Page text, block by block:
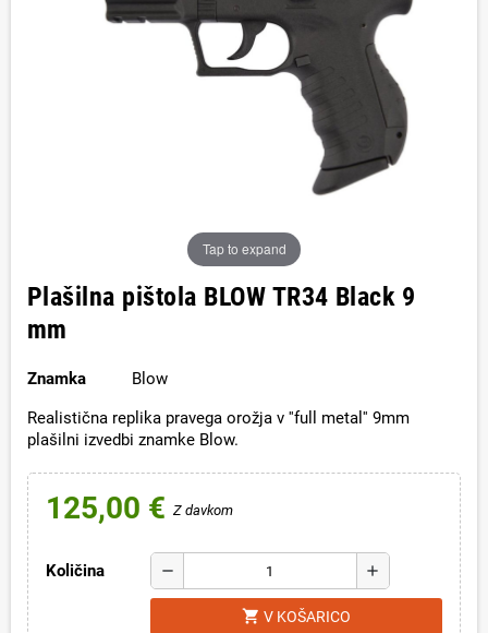
Tap to expand
Plašilna pištola BLOW TR34 Black 9
mm
Znamka
Blow
Realistična replika pravega orožja v ''full metal'' 9mm
plašilni izvedbi znamke Blow.
125,00 € Z davkom
Količina remove add
shopping_cart V KOŠARICO